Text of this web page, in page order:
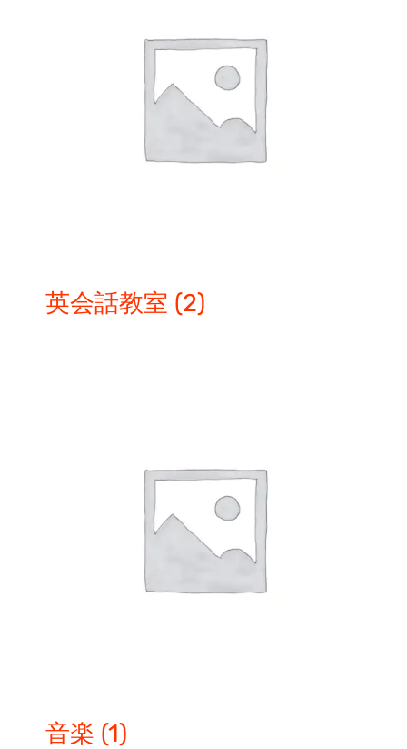
英会話教室 (2)
音楽 (1)